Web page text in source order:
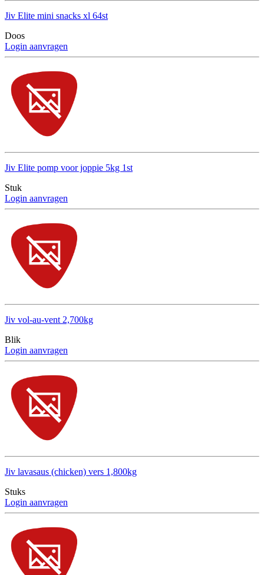
Jiv Elite mini snacks xl 64st
Doos
Login aanvragen
Jiv Elite pomp voor joppie 5kg 1st
Stuk
Login aanvragen
Jiv vol-au-vent 2,700kg
Blik
Login aanvragen
Jiv lavasaus (chicken) vers 1,800kg
Stuks
Login aanvragen